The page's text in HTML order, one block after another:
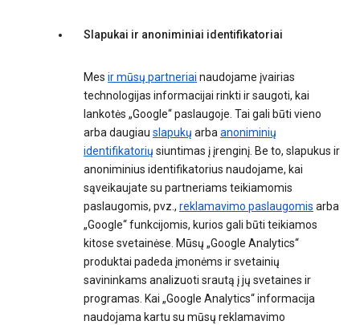
Slapukai ir anoniminiai identifikatoriai
Mes ir mūsų partneriai naudojame įvairias
technologijas informacijai rinkti ir saugoti, kai
lankotės „Google“ paslaugoje. Tai gali būti vieno
arba daugiau slapukų arbaanoniminių
identifikatorių siuntimas į įrenginį. Be to, slapukus ir
anoniminius identifikatorius naudojame, kai
sąveikaujate su partneriams teikiamomis
paslaugomis, pvz., reklamavimo paslaugomis arba
„Google“ funkcijomis, kurios gali būti teikiamos
kitose svetainėse. Mūsų „Google Analytics“
produktai padeda įmonėms ir svetainių
savininkams analizuoti srautą į jų svetaines ir
programas. Kai „Google Analytics“ informacija
naudojama kartu su mūsų reklamavimo